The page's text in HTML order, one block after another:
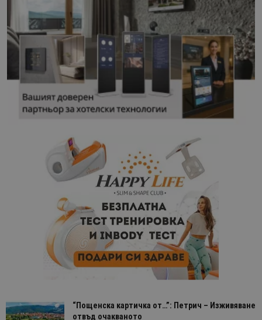
“Пощенска картичка от…”: Петрич – Изживяване
отвъд очакваното